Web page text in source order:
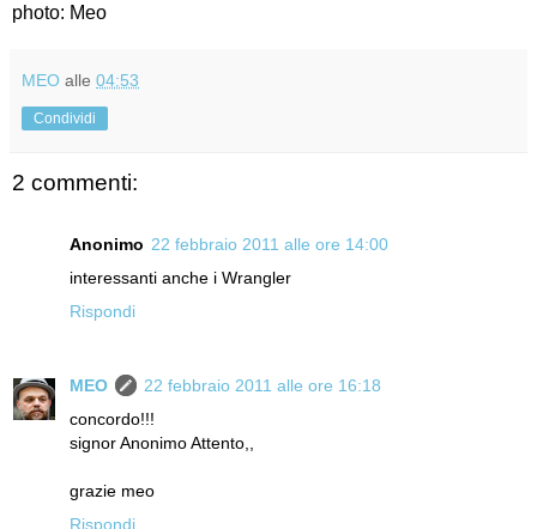
photo: Meo
MEO alle 04:53
Condividi
2 commenti:
Anonimo 22 febbraio 2011 alle ore 14:00
interessanti anche i Wrangler
Rispondi
MEO
22 febbraio 2011 alle ore 16:18
concordo!!!
signor Anonimo Attento,,
grazie meo
Rispondi